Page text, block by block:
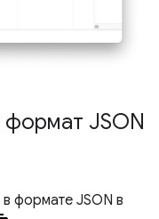
формат JSON
формате JSON в